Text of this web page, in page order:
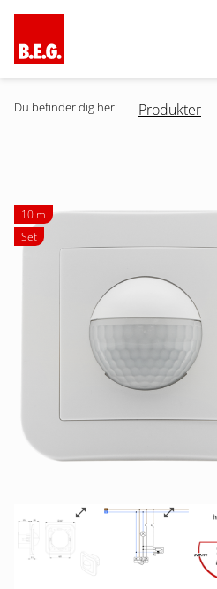
Du befinder dig her: Produkter
10 m
Set